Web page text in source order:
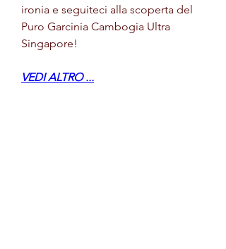
ironia e seguiteci alla scoperta del
Puro Garcinia Cambogia Ultra
Singapore!
VEDI ALTRO ...